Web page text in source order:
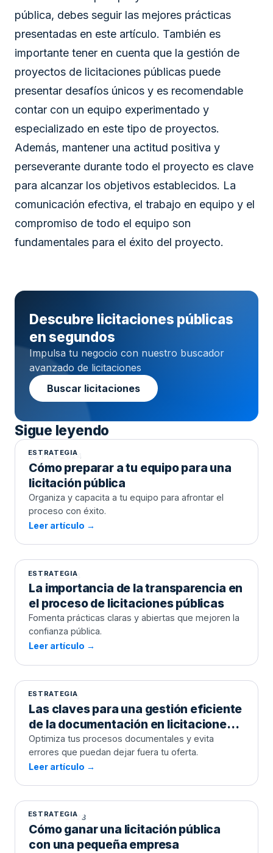
pública, debes seguir las mejores prácticas
presentadas en este artículo. También es
importante tener en cuenta que la gestión de
proyectos de licitaciones públicas puede
presentar desafíos únicos y es recomendable
contar con un equipo experimentado y
especializado en este tipo de proyectos.
Además, mantener una actitud positiva y
perseverante durante todo el proyecto es clave
para alcanzar los objetivos establecidos. La
comunicación efectiva, el trabajo en equipo y el
compromiso de todo el equipo son
fundamentales para el éxito del proyecto.
Descubre licitaciones públicas
en segundos
Impulsa tu negocio con nuestro buscador
avanzado de licitaciones
Buscar licitaciones
Sigue leyendo
ESTRATEGIA
licitación pública
25 FEB 2024
Cómo preparar a tu equipo para una
licitación pública
Organiza y capacita a tu equipo para afrontar el
proceso con éxito.
Leer artículo →
ESTRATEGIA
La importancia de la transparencia en
el proceso de licitaciones públicas
17 FEB 2024
La importancia de la transparencia en
el proceso de licitaciones públicas
Fomenta prácticas claras y abiertas que mejoren la
confianza pública.
Leer artículo →
ESTRATEGIA
Las claves para una gestión eficiente
de la documentación en licitaciones
públicas
11 FEB 2024
Las claves para una gestión eficiente
de la documentación en licitaciones
públicas
Optimiza tus procesos documentales y evita
errores que puedan dejar fuera tu oferta.
Leer artículo →
ESTRATEGIA
Cómo ganar una licitación pública con
una pequeña empresa
21 SEPT 2023
Cómo ganar una licitación pública
con una pequeña empresa